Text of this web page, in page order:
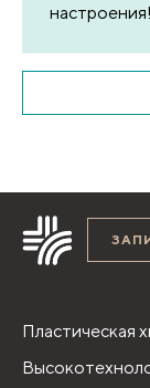
настроения!
Пластическая